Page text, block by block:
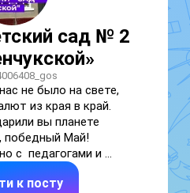
сад № 2
не было на свете,
из края в край.
вы планете
победный Май!
с  педагогами и
81 годовщины
войне
к посту